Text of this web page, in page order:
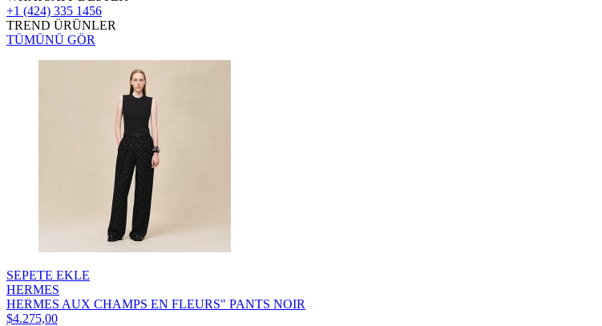
+1 (424) 335 1456
TREND ÜRÜNLER
TÜMÜNÜ GÖR
SEPETE EKLE
HERMES
HERMES AUX CHAMPS EN FLEURS" PANTS NOIR
$4.275,00